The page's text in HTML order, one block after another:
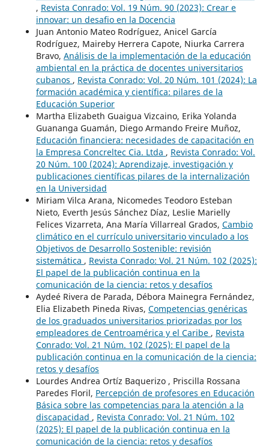
, Revista Conrado: Vol. 19 Núm. 90 (2023): Crear e
innovar: un desafio en la Docencia
Juan Antonio Mateo Rodríguez, Anicel García
Rodríguez, Maireby Herrera Capote, Niurka Carrera
Bravo, Análisis de la implementación de la educación
ambiental en la práctica de docentes universitarios
cubanos , Revista Conrado: Vol. 20 Núm. 101 (2024): La
formación académica y científica: pilares de la
Educación Superior
Martha Elizabeth Guaigua Vizcaino, Erika Yolanda
Guananga Guamán, Diego Armando Freire Muñoz,
Educación financiera: necesidades de capacitación en
la Empresa Concreltec Cia. Ltda , Revista Conrado: Vol.
20 Núm. 100 (2024): Aprendizaje, investigación y
publicaciones científicas pilares de la internalización
en la Universidad
Miriam Vilca Arana, Nicomedes Teodoro Esteban
Nieto, Everth Jesús Sánchez Díaz, Leslie Marielly
Felices Vizarreta, Ana María Villarreal Grados, Cambio
climático en el currículo universitario vinculado a los
Objetivos de Desarrollo Sostenible: revisión
sistemática , Revista Conrado: Vol. 21 Núm. 102 (2025):
El papel de la publicación continua en la
comunicación de la ciencia: retos y desafíos
Aydeé Rivera de Parada, Débora Mainegra Fernández,
Elia Elizabeth Pineda Rivas, Competencias genéricas
de los graduados universitarios priorizadas por los
empleadores de Centroamérica y el Caribe , Revista
Conrado: Vol. 21 Núm. 102 (2025): El papel de la
publicación continua en la comunicación de la ciencia:
retos y desafíos
Lourdes Andrea Ortíz Baquerizo , Priscilla Rossana
Paredes Floril, Percepción de profesores en Educación
Básica sobre las competencias para la atención a la
discapacidad , Revista Conrado: Vol. 21 Núm. 102
(2025): El papel de la publicación continua en la
comunicación de la ciencia: retos y desafíos